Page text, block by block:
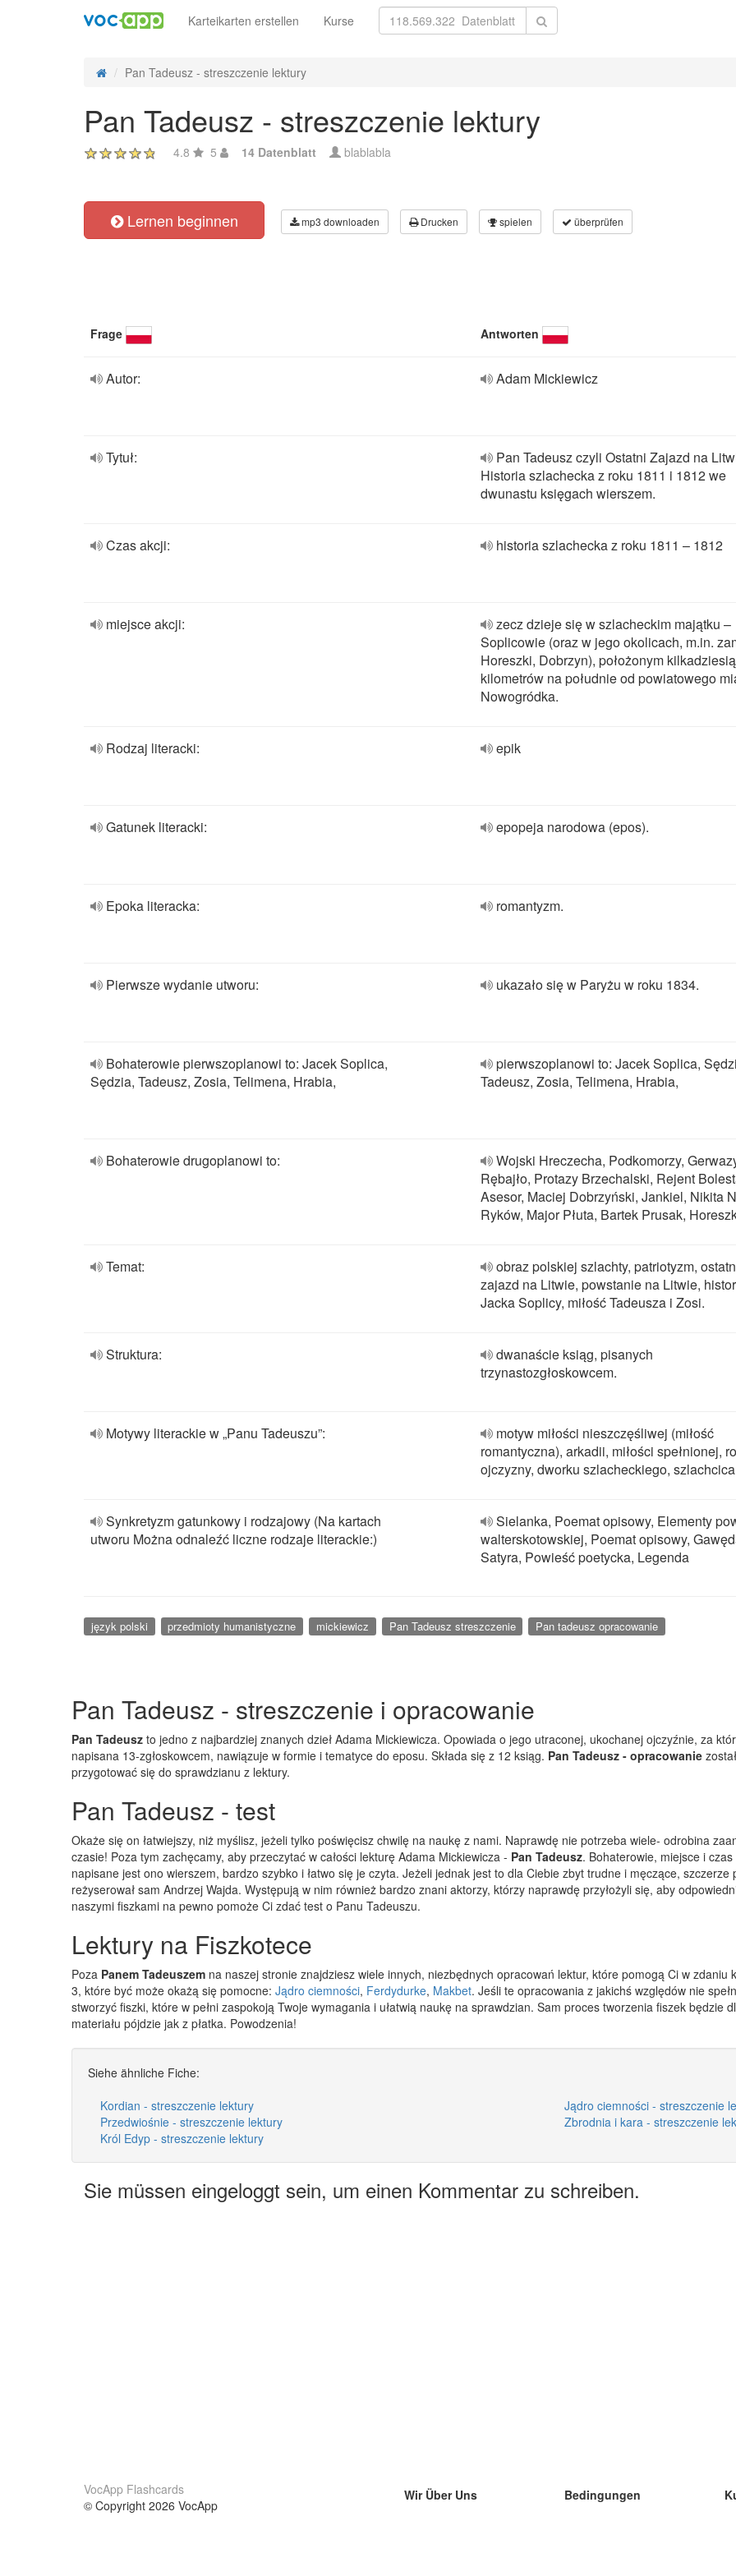
Karteikarten erstellen Kurse
Pan Tadeusz - streszczenie lektury
Pan Tadeusz - streszczenie lektury
4.8 5 14 Datenblatt blablabla
Lernen beginnen mp3 downloaden Drucken spielen überprüfen
Frage Antworten
Autor: Adam Mickiewicz
Tytuł:
Pan Tadeusz czyli Ostatni Zajazd na
Historia szlachecka z roku 1811 i 1812 we
dwunastu księgach wierszem.
Czas akcji: historia szlachecka z roku 1811 – 1812
miejsce akcji:
zecz dzieje się w szlacheckim majątku –
Soplicowie (oraz w jego okolicach, m.in.
Horeszki, Dobrzyn), położonym
kilometrów na południe od powiatowego
Nowogródka.
Rodzaj literacki: epik
Gatunek literacki: epopeja narodowa (epos).
Epoka literacka: romantyzm.
Pierwsze wydanie utworu: ukazało się w Paryżu w roku 1834.
Bohaterowie pierwszoplanowi to: Jacek Soplica,
Sędzia, Tadeusz, Zosia, Telimena, Hrabia,
pierwszoplanowi to: Jacek Soplica,
Tadeusz, Zosia, Telimena, Hrabia,
Bohaterowie drugoplanowi to:
Wojski Hreczecha, Podkomorzy,
Rębajło, Protazy Brzechalski, Rejent
Asesor, Maciej Dobrzyński, Jankiel, Nikita
Ryków, Major Płuta, Bartek Prusak,
Temat:
obraz polskiej szlachty, patriotyzm,
zajazd na Litwie, powstanie na Litwie,
Jacka Soplicy, miłość Tadeusza i Zosi.
Struktura:
dwanaście ksiąg, pisanych
trzynastozgłoskowcem.
Motywy literackie w „Panu Tadeuszu”:
motyw miłości nieszczęśliwej (miłość
romantyczna), arkadii, miłości spełnionej,
ojczyzny, dworku szlacheckiego, szlachcica
Synkretyzm gatunkowy i rodzajowy (Na kartach
utworu Można odnaleźć liczne rodzaje literackie:)
Sielanka, Poemat opisowy, Elementy
walterskotowskiej, Poemat opisowy,
Satyra, Powieść poetycka, Legenda
język polski przedmioty humanistyczne mickiewicz Pan Tadeusz streszczenie Pan tadeusz opracowanie
Pan Tadeusz - streszczenie i opracowanie
Pan Tadeusz to jedno z najbardziej znanych dzieł Adama Mickiewicza. Opowiada o jego utraconej, ukochanej ojczyźnie, za
napisana 13-zgłoskowcem, nawiązuje w formie i tematyce do eposu. Składa się z 12 ksiąg. Pan Tadeusz - opracowanie
przygotować się do sprawdzianu z lektury.
Pan Tadeusz - test
Okaże się on łatwiejszy, niż myślisz, jeżeli tylko poświęcisz chwilę na naukę z nami. Naprawdę nie potrzeba wiele- odrobina
czasie! Poza tym zachęcamy, aby przeczytać w całości lekturę Adama Mickiewicza - Pan Tadeusz. Bohaterowie, miejsce i
napisane jest ono wierszem, bardzo szybko i łatwo się je czyta. Jeżeli jednak jest to dla Ciebie zbyt trudne i męczące,
reżyserował sam Andrzej Wajda. Występują w nim również bardzo znani aktorzy, którzy naprawdę przyłożyli się, aby
naszymi fiszkami na pewno pomoże Ci zdać test o Panu Tadeuszu.
Lektury na Fiszkotece
Poza Panem Tadeuszem na naszej stronie znajdziesz wiele innych, niezbędnych opracowań lektur, które pomogą Ci w zdaniu
3, które być może okażą się pomocne: Jądro ciemności, Ferdydurke, Makbet. Jeśli te opracowania z jakichś względów nie
stworzyć fiszki, które w pełni zaspokoją Twoje wymagania i ułatwią naukę na sprawdzian. Sam proces tworzenia fiszek będzie
materiału pójdzie jak z płatka. Powodzenia!
Siehe ähnliche Fiche:
Kordian - streszczenie lektury
Jądro ciemności - streszczenie
Przedwiośnie - streszczenie lektury
Zbrodnia i kara - streszczenie
Król Edyp - streszczenie lektury
Sie müssen eingeloggt sein, um einen Kommentar zu schreiben.
VocApp Flashcards
© Copyright 2026 VocApp
Wir Über Uns
Bedingungen